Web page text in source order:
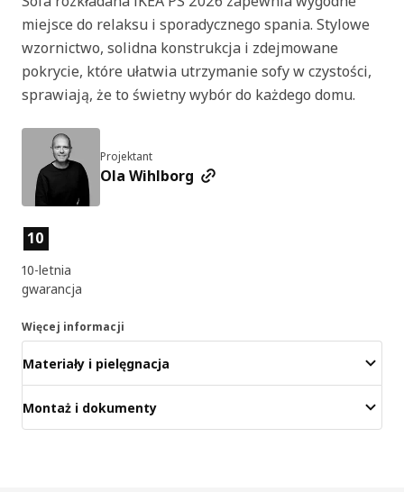
miejsce do relaksu i sporadycznego spania. Stylowe
wzornictwo, solidna konstrukcja i zdejmowane
pokrycie, które ułatwia utrzymanie sofy w czystości,
sprawiają, że to świetny wybór do każdego domu.
Projektant
Ola Wihlborg
Cechy produktu
10
10-letnia
gwarancja
Więcej informacji
Materiały i pielęgnacja
Montaż i dokumenty